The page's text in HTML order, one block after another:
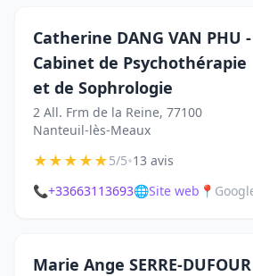
Catherine DANG VAN PHU -
Cabinet de Psychothérapie
et de Sophrologie
2 All. Frm de la Reine, 77100
Nanteuil-lès-Meaux
★★★★★5/5•13 avis
📞+33663113693🌐Site web 📍
Marie Ange SERRE-DUFOUR